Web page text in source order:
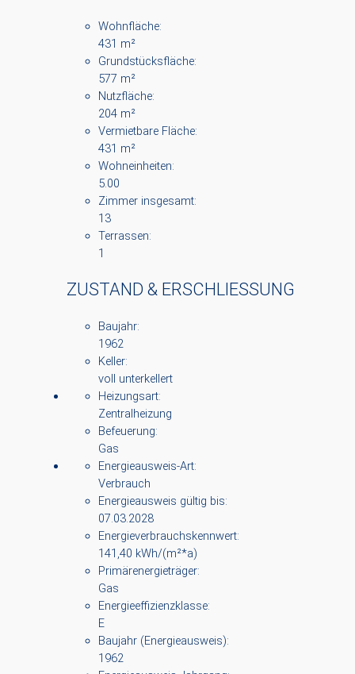
Wohnfläche:
431 m²
Grundstücksfläche:
577 m²
Nutzfläche:
204 m²
Vermietbare Fläche:
431 m²
Wohneinheiten:
5.00
Zimmer insgesamt:
13
Terrassen:
1
ZUSTAND & ERSCHLIESSUNG
Baujahr:
1962
Keller:
voll unterkellert
Heizungsart:
Zentralheizung
Befeuerung:
Gas
Energieausweis-Art:
Verbrauch
Energieausweis gültig bis:
07.03.2028
Energieverbrauchskennwert:
141,40 kWh/(m²*a)
Primärenergieträger:
Gas
Energieeffizienzklasse:
E
Baujahr (Energieausweis):
1962